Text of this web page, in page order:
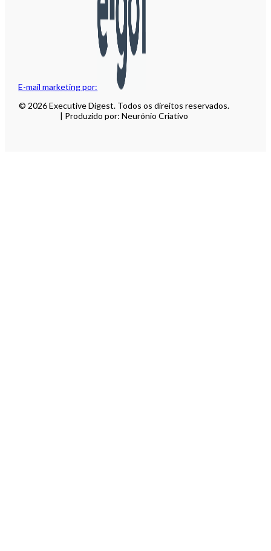
E-mail marketing por:
© 2026 Executive Digest. Todos os direitos reservados.
| Produzido por: Neurónio Criativo